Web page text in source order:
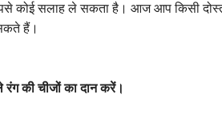
कोई सलाह ले सकता है। आज आप किसी
हैं।
रंग की चीजों का दान करें।